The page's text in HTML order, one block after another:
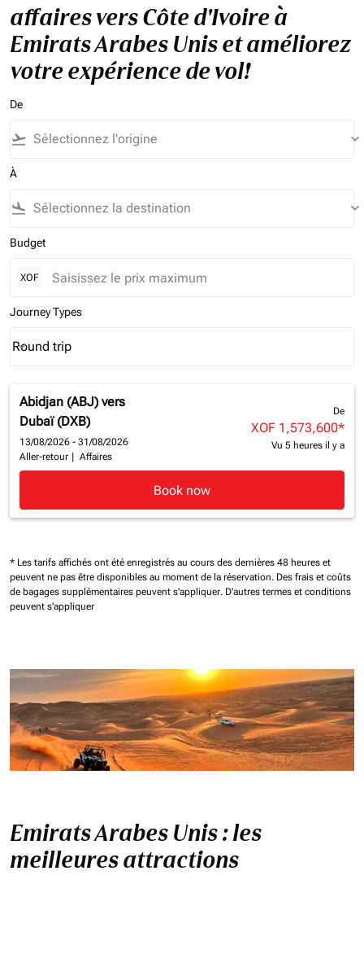
affaires vers Côte d'Ivoire à
Emirats Arabes Unis et améliorez
votre expérience de vol!
De
flight_takeoff keyboard_arrow_down
À
flight_land keyboard_arrow_down
Budget
XOF
Journey Types
Journey Types option Round trip Selected
Round trip
keyboard_arrow_down
Abidjan (ABJ) vers
Dubaï (DXB)
13/08/2026 - 31/08/2026
Aller-retour
Affaires
De
XOF 1,573,600*
Vu 5 heures il y a
Book now
* Les tarifs affichés ont été enregistrés au cours des dernières 48 heures et
peuvent ne pas être disponibles au moment de la réservation. Des frais et coûts
de bagages supplémentaires peuvent s'appliquer. D'autres termes et conditions
peuvent s'appliquer
Emirats Arabes Unis : les
meilleures attractions